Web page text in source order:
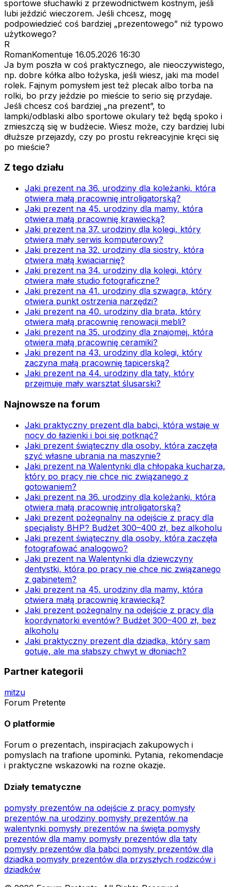
sportowe słuchawki z przewodnictwem kostnym, jeśli
lubi jeździć wieczorem. Jeśli chcesz, mogę
podpowiedzieć coś bardziej „prezentowego” niż typowo
użytkowego?
R
RomanKomentuje 16.05.2026 16:30
Ja bym poszła w coś praktycznego, ale nieoczywistego,
np. dobre kółka albo łożyska, jeśli wiesz, jaki ma model
rolek. Fajnym pomysłem jest też plecak albo torba na
rolki, bo przy jeździe po mieście to serio się przydaje.
Jeśli chcesz coś bardziej „na prezent”, to
lampki/odblaski albo sportowe okulary też będą spoko i
zmieszczą się w budżecie. Wiesz może, czy bardziej lubi
dłuższe przejazdy, czy po prostu rekreacyjnie kręci się
po mieście?
Z tego działu
Jaki prezent na 36. urodziny dla koleżanki, która
otwiera małą pracownię introligatorską?
Jaki prezent na 45. urodziny dla mamy, która
otwiera małą pracownię krawiecką?
Jaki prezent na 37. urodziny dla kolegi, który
otwiera mały serwis komputerowy?
Jaki prezent na 32. urodziny dla siostry, która
otwiera małą kwiaciarnię?
Jaki prezent na 34. urodziny dla kolegi, który
otwiera małe studio fotograficzne?
Jaki prezent na 41. urodziny dla szwagra, który
otwiera punkt ostrzenia narzędzi?
Jaki prezent na 40. urodziny dla brata, który
otwiera małą pracownię renowacji mebli?
Jaki prezent na 35. urodziny dla znajomej, która
otwiera małą pracownię ceramiki?
Jaki prezent na 43. urodziny dla kolegi, który
zaczyna małą pracownię tapicerską?
Jaki prezent na 44. urodziny dla taty, który
przejmuje mały warsztat ślusarski?
Najnowsze na forum
Jaki praktyczny prezent dla babci, która wstaje w
nocy do łazienki i boi się potknąć?
Jaki prezent świąteczny dla osoby, która zaczęła
szyć własne ubrania na maszynie?
Jaki prezent na Walentynki dla chłopaka kucharza,
który po pracy nie chce nic związanego z
gotowaniem?
Jaki prezent na 36. urodziny dla koleżanki, która
otwiera małą pracownię introligatorską?
Jaki prezent pożegnalny na odejście z pracy dla
specjalisty BHP? Budżet 300–400 zł, bez alkoholu
Jaki prezent świąteczny dla osoby, która zaczęła
fotografować analogowo?
Jaki prezent na Walentynki dla dziewczyny
dentystki, która po pracy nie chce nic związanego
z gabinetem?
Jaki prezent na 45. urodziny dla mamy, która
otwiera małą pracownię krawiecką?
Jaki prezent pożegnalny na odejście z pracy dla
koordynatorki eventów? Budżet 300–400 zł, bez
alkoholu
Jaki praktyczny prezent dla dziadka, który sam
gotuje, ale ma słabszy chwyt w dłoniach?
Partner kategorii
mitzu
Forum Pretente
O platformie
Forum o prezentach, inspiracjach zakupowych i
pomyslach na trafione upominki. Pytania, rekomendacje
i praktyczne wskazowki na rozne okazje.
Działy tematyczne
pomysły prezentów na odejście z pracy pomysły
prezentów na urodziny pomysły prezentów na
walentynki pomysły prezentów na święta pomysły
prezentów dla mamy pomysły prezentów dla taty
pomysły prezentów dla babci pomysły prezentów dla
dziadka pomysły prezentów dla przyszłych rodziców i
dziadków